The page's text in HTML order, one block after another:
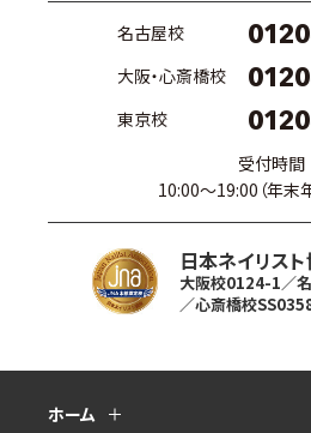
名古屋校
大阪・心斎橋校
東京校
受付時間
10:00〜19:00（年末
日本ネイリス
大阪校0124-1／
／心斎橋校
ホーム